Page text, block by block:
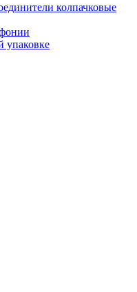
колпачковые
упаковке